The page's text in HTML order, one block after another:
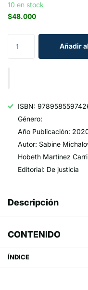
10 en stock
$48.000
Añadir
ISBN:
Género:
Año Publicación:
Autor: Sabine
Hobeth Martínez
Editorial: De justicia
Descripción
CONTENIDO
ÍNDICE